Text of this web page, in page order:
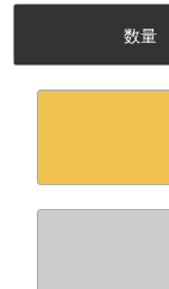
数量